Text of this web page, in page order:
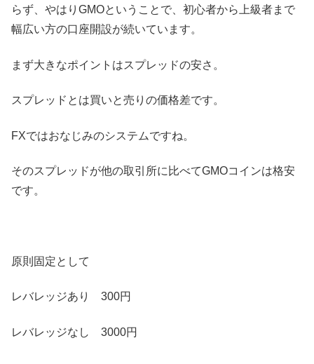
らず、やはりGMOということで、初心者から上級者まで
幅広い方の口座開設が続いています。
まず大きなポイントはスプレッドの安さ。
スプレッドとは買いと売りの価格差です。
FXではおなじみのシステムですね。
そのスプレッドが他の取引所に比べてGMOコインは格安
です。
原則固定として
レバレッジあり 300円
レバレッジなし 3000円